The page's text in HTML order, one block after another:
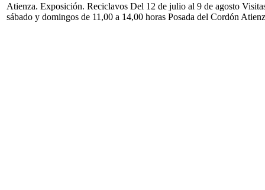
Atienza. Exposición. Reciclavos Del 12 de julio al 9 de agosto
sábado y domingos de 11,00 a 14,00 horas Posada del Cordón